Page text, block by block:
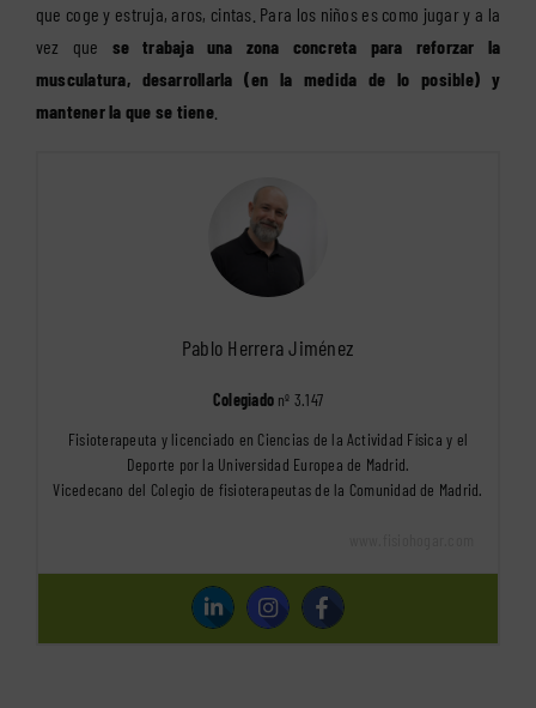
que coge y estruja, aros, cintas. Para los niños es como jugar y a la
vez que se trabaja una zona concreta para reforzar la
musculatura, desarrollarla (en la medida de lo posible) y
mantener la que se tiene.
Pablo Herrera Jiménez
Colegiado nº 3.147
Fisioterapeuta y licenciado en Ciencias de la Actividad Física y el
Deporte por la Universidad Europea de Madrid.
Vicedecano del Colegio de fisioterapeutas de la Comunidad de Madrid.